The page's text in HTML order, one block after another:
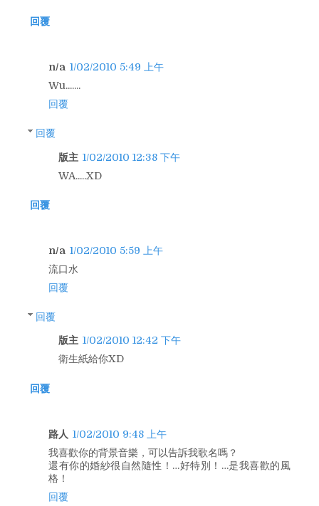
回覆
n/a 1/02/2010 5:49 上午
Wu.......
回覆
回覆
版主 1/02/2010 12:38 下午
WA.....XD
回覆
n/a 1/02/2010 5:59 上午
流口水
回覆
回覆
版主 1/02/2010 12:42 下午
衛生紙給你XD
回覆
路人 1/02/2010 9:48 上午
我喜歡你的背景音樂，可以告訴我歌名嗎？
還有你的婚紗很自然隨性！…好特別！…是我喜歡的風
格！
回覆